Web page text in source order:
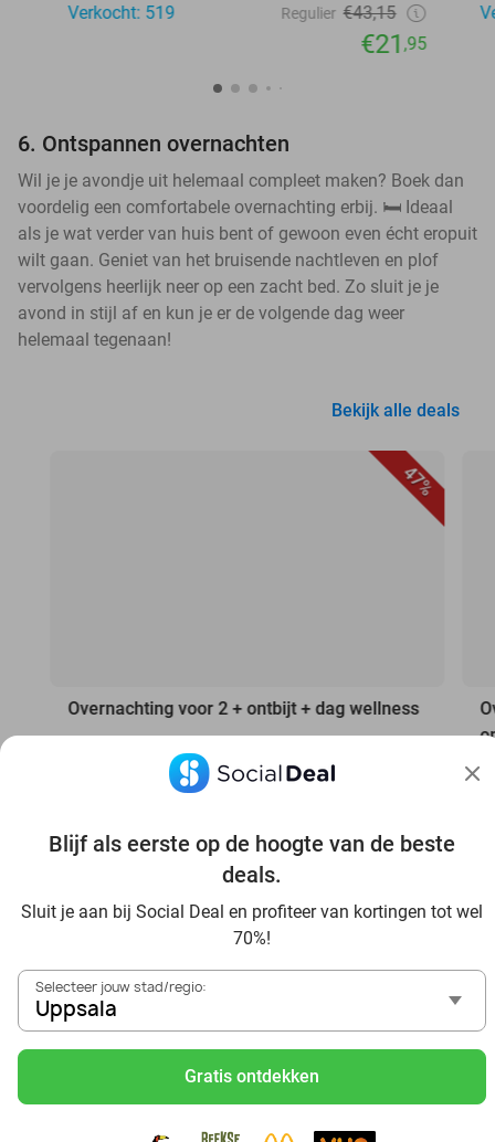
Blijf als eerste op de hoogte van de beste
deals.
Sluit je aan bij Social Deal en profiteer van kortingen tot wel
70%!
Selecteer jouw stad/regio:
Uppsala
Gratis ontdekken
Verkocht: 519
Regulier €43,15
€21,95
6. Ontspannen overnachten
Wil je je avondje uit helemaal compleet maken? Boek dan
voordelig een comfortabele overnachting erbij. 🛏️ Ideaal
als je wat verder van huis bent of gewoon even écht eropuit
wilt gaan. Geniet van het bruisende nachtleven en plof
vervolgens heerlijk neer op een zacht bed. Zo sluit je je
avond in stijl af en kun je er de volgende dag weer
helemaal tegenaan!
Bekijk alle deals
47%
Overnachting voor 2 + ontbijt + dag wellness
Bad Nieuweschans
€199
Excl. ca. €2,50 p.p.p.n. toeristenbelasting
Ontdek nog meer topdeals in jouw omgeving